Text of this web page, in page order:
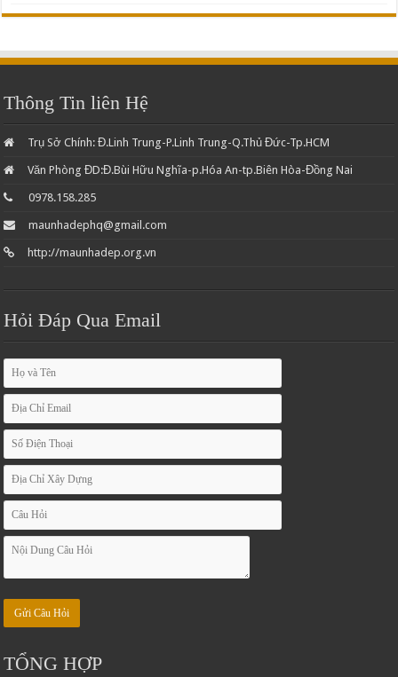
Thông Tin liên Hệ
Trụ Sở Chính: Đ.Linh Trung-P.Linh Trung-Q.Thủ Đức-Tp.HCM
Văn Phòng ĐD:Đ.Bùi Hữu Nghĩa-p.Hóa An-tp.Biên Hòa-Đồng Nai
0978.158.285
maunhadephq@gmail.com
http://maunhadep.org.vn
Hỏi Đáp Qua Email
TỔNG HỢP